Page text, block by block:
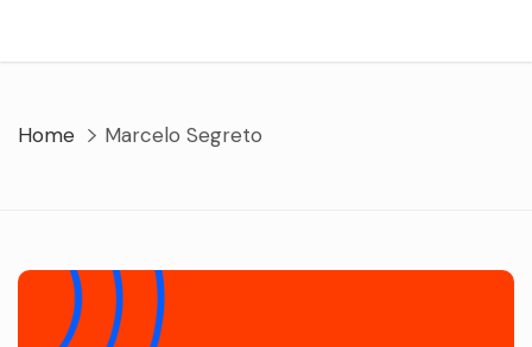
Home Marcelo Segreto